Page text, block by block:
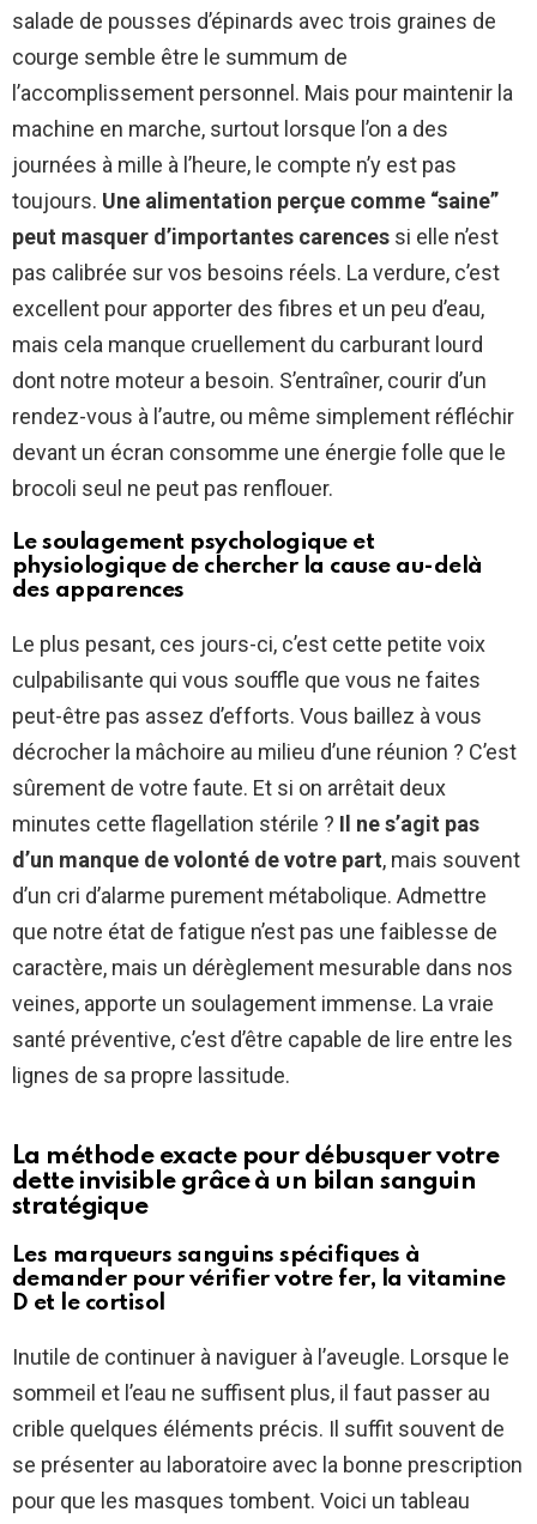
salade de pousses d’épinards avec trois graines de
courge semble être le summum de
l’accomplissement personnel. Mais pour maintenir la
machine en marche, surtout lorsque l’on a des
journées à mille à l’heure, le compte n’y est pas
toujours. Une alimentation perçue comme “saine”
peut masquer d’importantes carences si elle n’est
pas calibrée sur vos besoins réels. La verdure, c’est
excellent pour apporter des fibres et un peu d’eau,
mais cela manque cruellement du carburant lourd
dont notre moteur a besoin. S’entraîner, courir d’un
rendez-vous à l’autre, ou même simplement réfléchir
devant un écran consomme une énergie folle que le
brocoli seul ne peut pas renflouer.
Le soulagement psychologique et
physiologique de chercher la cause au-delà
des apparences
Le plus pesant, ces jours-ci, c’est cette petite voix
culpabilisante qui vous souffle que vous ne faites
peut-être pas assez d’efforts. Vous baillez à vous
décrocher la mâchoire au milieu d’une réunion ? C’est
sûrement de votre faute. Et si on arrêtait deux
minutes cette flagellation stérile ? Il ne s’agit pas
d’un manque de volonté de votre part, mais souvent
d’un cri d’alarme purement métabolique. Admettre
que notre état de fatigue n’est pas une faiblesse de
caractère, mais un dérèglement mesurable dans nos
veines, apporte un soulagement immense. La vraie
santé préventive, c’est d’être capable de lire entre les
lignes de sa propre lassitude.
La méthode exacte pour débusquer votre
dette invisible grâce à un bilan sanguin
stratégique
Les marqueurs sanguins spécifiques à
demander pour vérifier votre fer, la vitamine
D et le cortisol
Inutile de continuer à naviguer à l’aveugle. Lorsque le
sommeil et l’eau ne suffisent plus, il faut passer au
crible quelques éléments précis. Il suffit souvent de
se présenter au laboratoire avec la bonne prescription
pour que les masques tombent. Voici un tableau